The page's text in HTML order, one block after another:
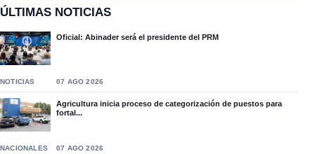
ÚLTIMAS NOTICIAS
Oficial: Abinader será el presidente del PRM
NOTICIAS 07 AGO 2026
Agricultura inicia proceso de categorización de puestos para
fortal...
NACIONALES 07 AGO 2026